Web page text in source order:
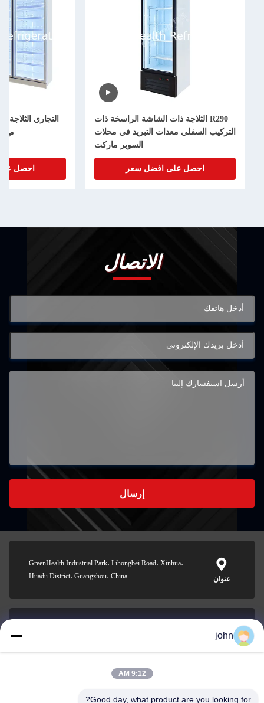
R290 الثلاجة ذات الشاشة الراسخة ذات
التركيب السفلي معدات التبريد في محلات
السوبر ماركت
احصل على افضل سعر
التجاري الثلاجة
مع 2/3/4/5 الأبواب العجلات
احصل
الاتصال
إرسال
عنوان
GreenHealth Industrial Park، Lihongbei Road، Xinhua،
Huadu District، Guangzhou، China
بريد إلكتروني
john
9:12 AM
Good day, what product are you looking for?